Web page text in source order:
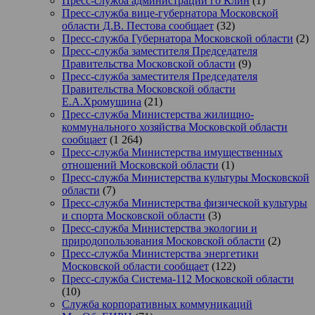
Пресс-служба вице-губернатора Московской
области Д.В. Пестова сообщает (32)
Пресс-служба Губернатора Московской области (2)
Пресс-служба заместителя Председателя
Правительства Московской области (9)
Пресс-служба заместителя Председателя
Правительства Московской области
Е.А.Хромушина (21)
Пресс-служба Министерства жилищно-
коммунального хозяйства Московской области
сообщает (1 264)
Пресс-служба Министерства имущественных
отношений Московской области (1)
Пресс-служба Министерства культуры Московской
области (7)
Пресс-служба Министерства физической культуры
и спорта Московской области (3)
Пресс-служба Министерства экологии и
природопользования Московской области (2)
Пресс-служба Министерства энергетики
Московской области сообщает (122)
Пресс-служба Система-112 Московской области
(10)
Служба корпоративных коммуникаций